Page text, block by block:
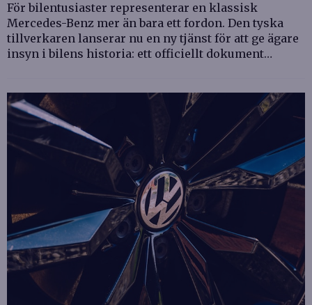
För bilentusiaster representerar en klassisk
Mercedes-Benz mer än bara ett fordon. Den tyska
tillverkaren lanserar nu en ny tjänst för att ge ägare
insyn i bilens historia: ett officiellt dokument…